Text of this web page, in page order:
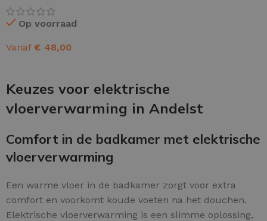
Op voorraad
Vanaf € 48,00
Keuzes voor elektrische
vloerverwarming in Andelst
Comfort in de badkamer met elektrische
vloerverwarming
Een warme vloer in de badkamer zorgt voor extra
comfort en voorkomt koude voeten na het douchen.
Elektrische vloerverwarming is een slimme oplossing,